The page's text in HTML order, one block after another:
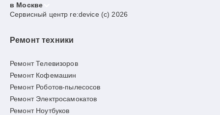
в Москве
Сервисный центр re:device (c) 2026
Ремонт техники
Ремонт Телевизоров
Ремонт Кофемашин
Ремонт Роботов-пылесосов
Ремонт Электросамокатов
Ремонт Ноутбуков